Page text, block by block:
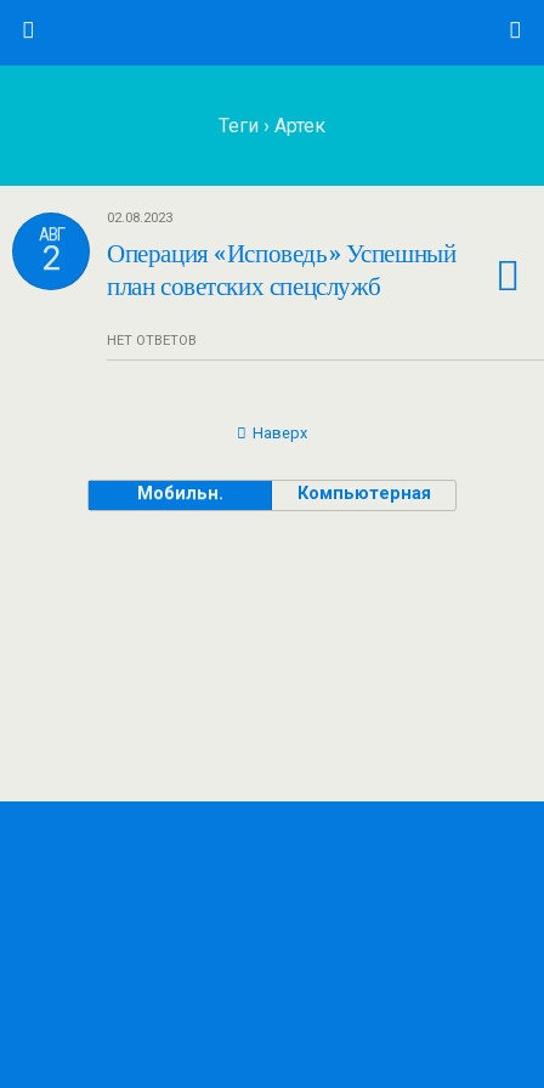
Теги › Артек
АВГ
2
02.08.2023
Операция «Исповедь» Успешный
план советских спецслужб
НЕТ ОТВЕТОВ
Наверх
Мобильн. Компьютерная